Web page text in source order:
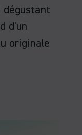
d’un
originale